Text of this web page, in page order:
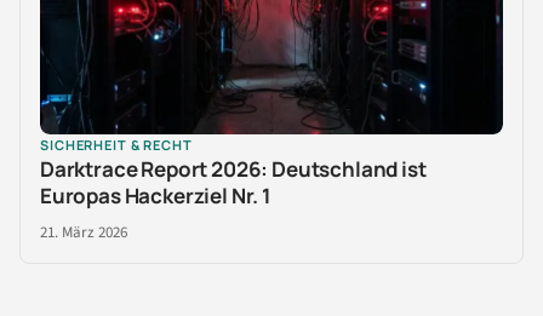
SICHERHEIT & RECHT
Darktrace Report 2026: Deutschland ist
Europas Hackerziel Nr. 1
21. März 2026